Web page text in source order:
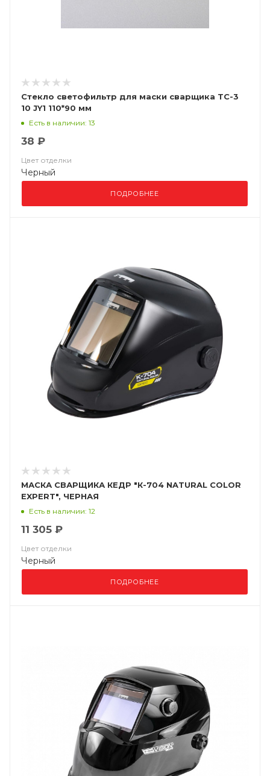
Стекло светофильтр для маски сварщика ТС-3
10 JY1 110*90 мм
Есть в наличии: 13
38 ₽
Цвет отделки
Черный
ПОДРОБНЕЕ
МАСКА СВАРЩИКА КЕДР "К-704 NATURAL COLOR
EXPERT", ЧЕРНАЯ
Есть в наличии: 12
11 305 ₽
Цвет отделки
Черный
ПОДРОБНЕЕ